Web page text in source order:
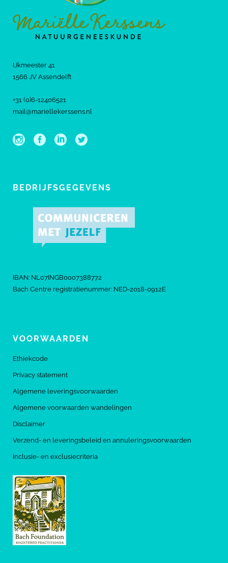
IJkmeester 41
1566 JV Assendelft
+31 (0)6-12406521
mail@mariellekerssens.nl
BEDRIJFSGEGEVENS
IBAN: NL07INGB0007388772
Bach Centre registratienummer: NED-2018-0912E
VOORWAARDEN
Ethiekcode
Privacy statement
Algemene leveringsvoorwaarden
Algemene voorwaarden wandelingen
Disclaimer
Verzend- en leveringsbeleid en annuleringsvoorwaarden
Inclusie- en exclusiecriteria